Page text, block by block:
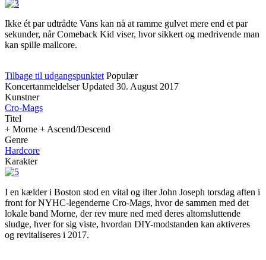
Ikke ét par udtrådte Vans kan nå at ramme gulvet mere end et par
sekunder, når Comeback Kid viser, hvor sikkert og medrivende man
kan spille mallcore.
Tilbage til udgangspunktet Populær
Koncertanmeldelser Updated 30. August 2017
Kunstner
Cro-Mags
Titel
+ Morne + Ascend/Descend
Genre
Hardcore
Karakter
I en kælder i Boston stod en vital og ilter John Joseph torsdag aften i
front for NYHC-legenderne Cro-Mags, hvor de sammen med det
lokale band Morne, der rev mure ned med deres altomsluttende
sludge, hver for sig viste, hvordan DIY-modstanden kan aktiveres
og revitaliseres i 2017.